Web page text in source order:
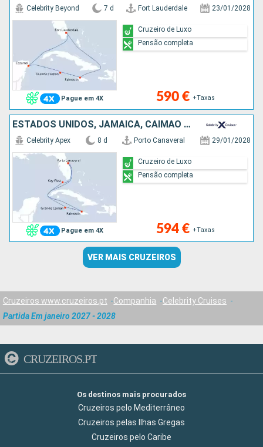
Pague em 4X
Celebrity Beyond 7 d Fort Lauderdale 23/01/2028
590 € +Taxas
Cruzeiro de Luxo
Pensão completa
ESTADOS UNIDOS, JAMAICA, CAIMÃO (ILHAS)
Pague em 4X
Celebrity Apex 8 d Porto Canaveral 29/01/2028
594 € +Taxas
Cruzeiro de Luxo
Pensão completa
VER MAIS CRUZEIROS
Cruzeiros www.cruzeiros.pt Companhia
Celebrity Cruises
Partida Em janeiro 2027 - 2028
CRUZEIROS.PT
Os destinos mais procurados
Cruzeiros pelo Mediterrâneo
Cruzeiros pelas Ilhas Gregas
Cruzeiros pelo Caribe